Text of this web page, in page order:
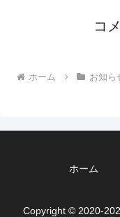
コ
ホーム お知ら
ホーム
Copyright © 2020-